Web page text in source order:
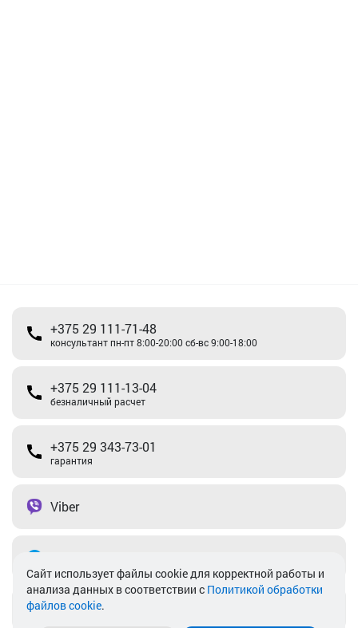
+375 29 111-71-48
консультант пн-пт 8:00-20:00 сб-вс 9:00-18:00
+375 29 111-13-04
безналичный расчет
+375 29 343-73-01
гарантия
Viber
info@akkamulik.by
Cайт использует файлы cookie для корректной работы и
анализа данных в соответствии с Политикой обработки
файлов cookie.